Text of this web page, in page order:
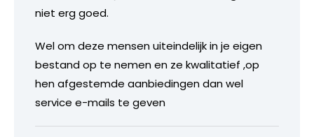
niet erg goed.
Wel om deze mensen uiteindelijk in je eigen
bestand op te nemen en ze kwalitatief ,op
hen afgestemde aanbiedingen dan wel
service e-mails te geven